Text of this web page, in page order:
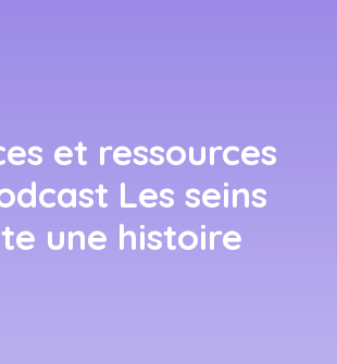
et ressources
Les seins
une histoire